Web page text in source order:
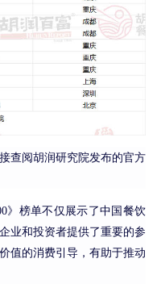
查阅胡润研究院发布的官方
》榜单不仅展示了中国餐饮
业和投资者提供了重要的参
值的消费引导，有助于推动